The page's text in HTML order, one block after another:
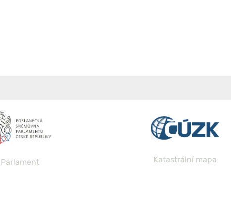
Parlament Katastrální mapa